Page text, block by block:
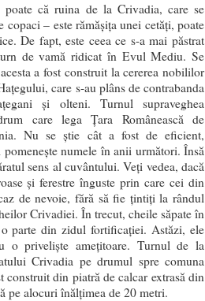
poate că ruina de la Crivadia, care se
copaci – este rămăşiţa unei cetăţi, poate
De fapt, este ceea ce s-a mai păstrat
de vamă ridicat în Evul Mediu. Se
a fost construit la cererea nobililor
care s-au plâns de contrabanda
și olteni. Turnul supraveghea
care lega Ţara Românească de
Nu se ştie cât a fost de eficient,
numele în anii următori. Însă
sens al cuvântului. Veţi vedea, dacă
şi ferestre înguste prin care cei din
de nevoie, fără să fie ţintiţi la rândul
Crivadiei. În trecut, cheile săpate în
parte din zidul fortificaţiei. Astăzi, ele
privelişte ameţitoare. Turnul de la
Crivadia pe drumul spre comuna
din piatră de calcar extrasă din
pe alocuri înălţimea de 20 metri.